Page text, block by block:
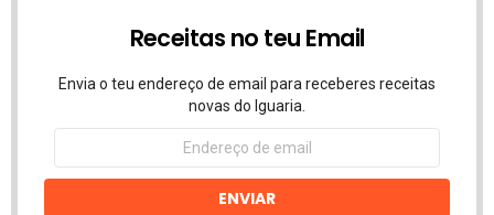
Receitas no teu Email
Envia o teu endereço de email para receberes receitas
novas do Iguaria.
Endereço
email
ENVIAR